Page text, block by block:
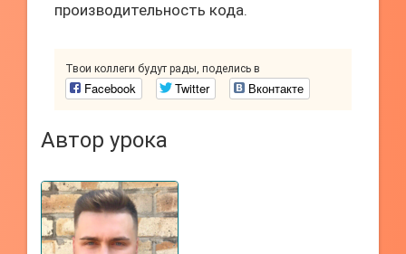
производительность кода.
Твои коллеги будут рады, поделись в
Facebook Twitter Вконтакте
Автор урока